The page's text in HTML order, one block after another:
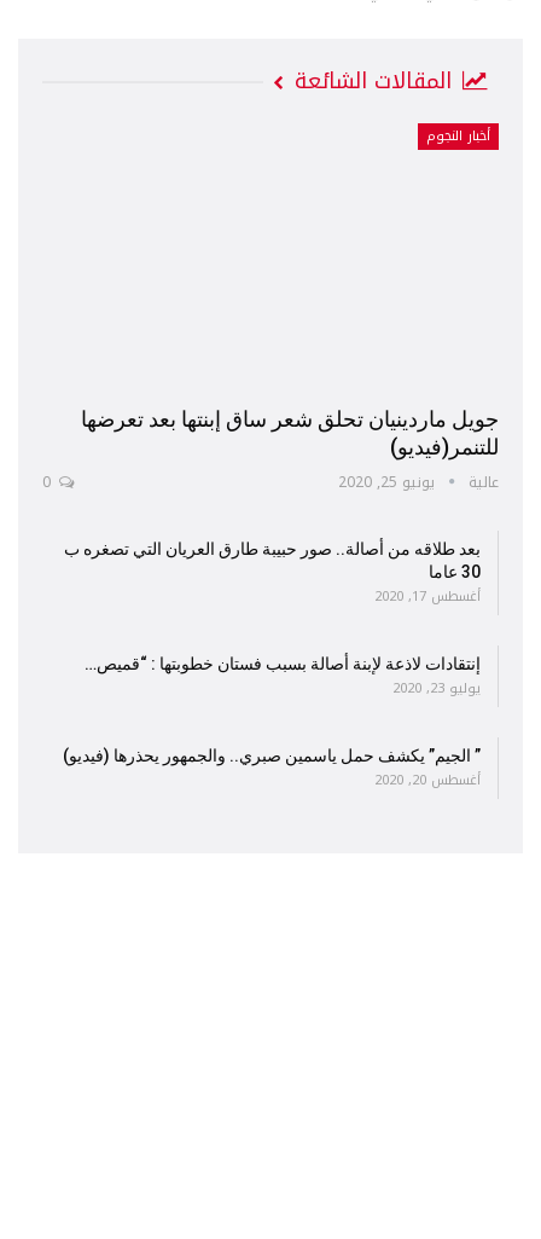
المقالات الشائعة
أخبار النجوم
جويل ماردينيان تحلق شعر ساق إبنتها بعد تعرضها
للتنمر(فيديو)
عالية يونيو 25, 2020
بعد طلاقه من أصالة.. صور حبيبة طارق العريان التي تصغره ب
30 عاما
أغسطس 17, 2020
إنتقادات لاذعة لإبنة أصالة بسبب فستان خطوبتها : “قميص…
يوليو 23, 2020
” الجيم” يكشف حمل ياسمين صبري.. والجمهور يحذرها (فيديو)
أغسطس 20, 2020